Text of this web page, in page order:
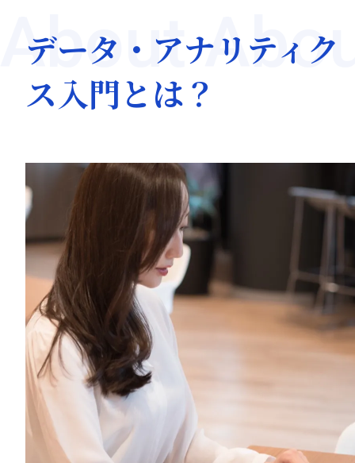
About
データ・アナリティク
ス入門とは？